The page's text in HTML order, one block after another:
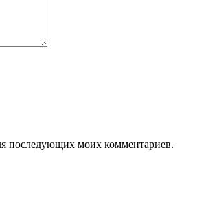
последующих моих комментариев.